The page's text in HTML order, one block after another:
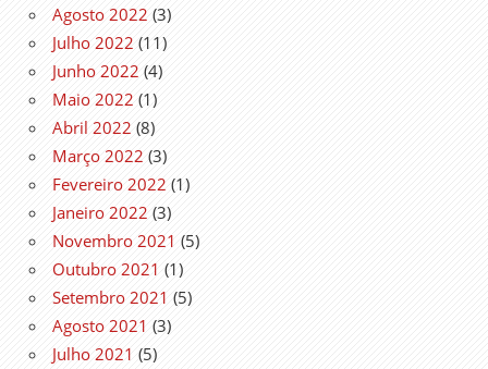
Agosto 2022 (3)
Julho 2022 (11)
Junho 2022 (4)
Maio 2022 (1)
Abril 2022 (8)
Março 2022 (3)
Fevereiro 2022 (1)
Janeiro 2022 (3)
Novembro 2021 (5)
Outubro 2021 (1)
Setembro 2021 (5)
Agosto 2021 (3)
Julho 2021 (5)